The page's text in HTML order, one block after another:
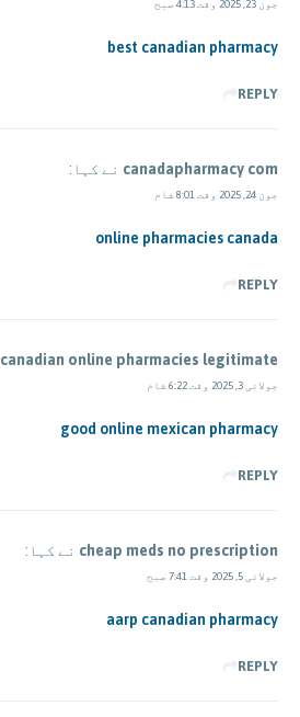
جون 23, 2025 وقت 4:13 صبح
best canadian pharmacy
REPLY
canadapharmacy com نے کہا:
جون 24, 2025 وقت 8:01 شام
online pharmacies canada
REPLY
canadian online pharmacies legitimate
جولائی 3, 2025 وقت 6:22 شام
good online mexican pharmacy
REPLY
cheap meds no prescription نے کہا:
جولائی 5, 2025 وقت 7:41 صبح
aarp canadian pharmacy
REPLY